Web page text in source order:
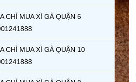
CHỈ MUA XÌ GÀ QUẬN 6
CHỈ MUA XÌ GÀ QUẬN 10